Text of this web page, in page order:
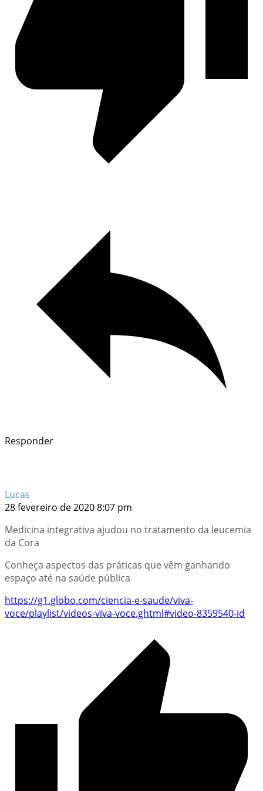
Responder
Lucas
28 fevereiro de 2020 8:07 pm
Medicina integrativa ajudou no tratamento da leucemia
da Cora
Conheça aspectos das práticas que vêm ganhando
espaço até na saúde pública
https://g1.globo.com/ciencia-e-saude/viva-
voce/playlist/videos-viva-voce.ghtml#video-8359540-id